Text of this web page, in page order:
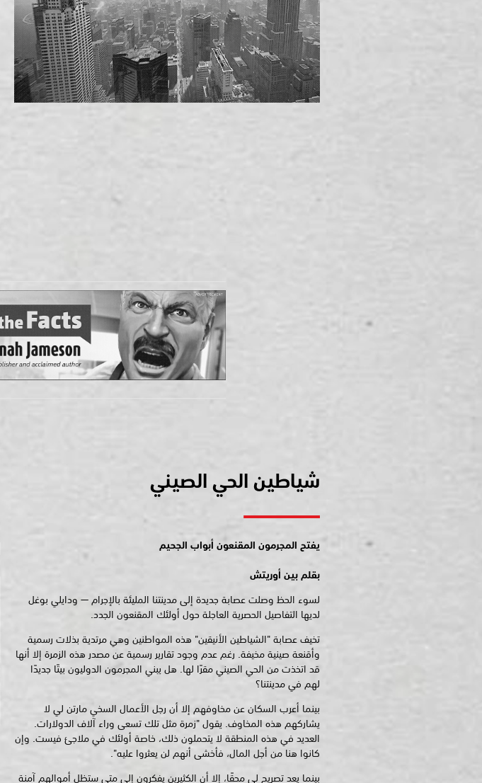
شياطين الحي الصيني
يفتح المجرمون المقنعون أبواب الجحيم
بقلم بين أوريتش
لسوء الحظ وصلت عصابة جديدة إلى مدينتنا المليئة بالإجرام — ودايلي بوغل
لديها التفاصيل الحصرية العاجلة حول أولئك المقنعون الجدد.
تخيف عصابة "الشياطين الأنيقين" هذه المواطنين وهي مرتدية بذلات رسمية
وأقنعة صينية مخيفة. رغم عدم وجود تقارير رسمية عن مصدر هذه الزمرة إلا أنها
قد اتخذت من الحي الصيني مقرًا لها. هل يبني المجرمون الدوليون بيتًا جديدًا
لهم في مدينتنا؟
بينما أعرب السكان عن مخاوفهم إلا أن رجل الأعمال السخي مارتن لي لا
يشاركهم هذه المخاوف. يقول "زمرة مثل تلك تسعى وراء آلاف الدولارات.
العديد في هذه المنطقة لا يتحملون ذلك، خاصة أولئك في ملاجئ فيست. وإن
كانوا هنا من أجل المال، فأخشى أنهم لن يعثروا عليه".
بينما يعد تصريح لي محقًا، إلا أن الكثيرين يفكرون إلى متى ستظل أموالهم آمنة